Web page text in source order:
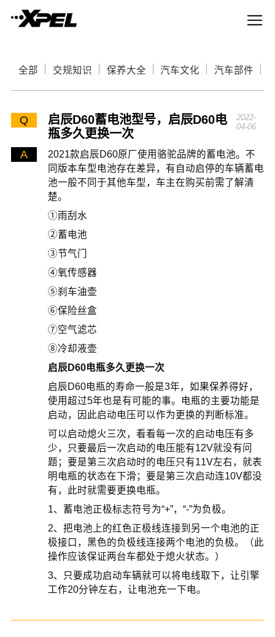
全部 交规知识 保养大全 汽车文化 汽车部件
Q
启辰D60蓄电池型号，启辰D60电
瓶多久更换一次
2022-
04-06
A
2021款启辰D60原厂使用骆驼品牌的蓄电池。不
同版本车型电池存在差异，有自动启停的车辆蓄电
池一般不同于其他车型，车主在购买前需了解清
楚。
①雨刮水
②蓄电池
③节气门
④氧传感器
⑤刹车油壶
⑥保险丝盒
⑦空气滤芯
⑧冷却液壶
启辰D60电瓶多久更换一次
启辰D60电瓶的寿命一般是3年，如果保养得好，
使用超过5年也是有可能的事。电瓶的主要功能是
启动，因此启动电压可以作为更换的判断标准。
可以启动熄火三次，看看每一次的启动电压有多
少，只要最后一次启动的电压能有12V就没有问
题；要是第三次启动时的电压只有11V左右，就表
明电瓶的状态在下滑；要是第三次启动连10V都没
有，此时就需要更换电瓶。
1、蓄电池正极标志符号为“+”，“-”为负极。
2、把电池上的红色正极线连接到另一个电池的正
极接口，黑色的负极线连接两个电池的负极。（此
操作应该保证两台车都处于熄火状态。）
3、只要成功启动车辆就可以将电线取下，让引擎
工作20分钟左右，让电池充一下电。